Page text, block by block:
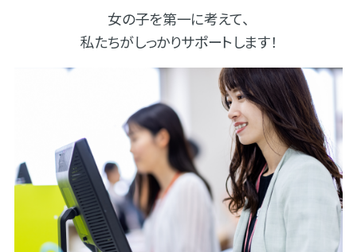
女の子を第一に考えて、
私たちがしっかりサポートします！